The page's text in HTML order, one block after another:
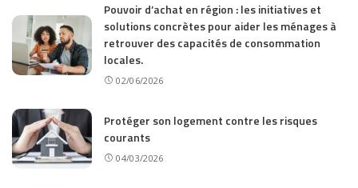
Pouvoir d’achat en région : les initiatives et
solutions concrètes pour aider les ménages à
retrouver des capacités de consommation
locales.
02/06/2026
Protéger son logement contre les risques
courants
04/03/2026